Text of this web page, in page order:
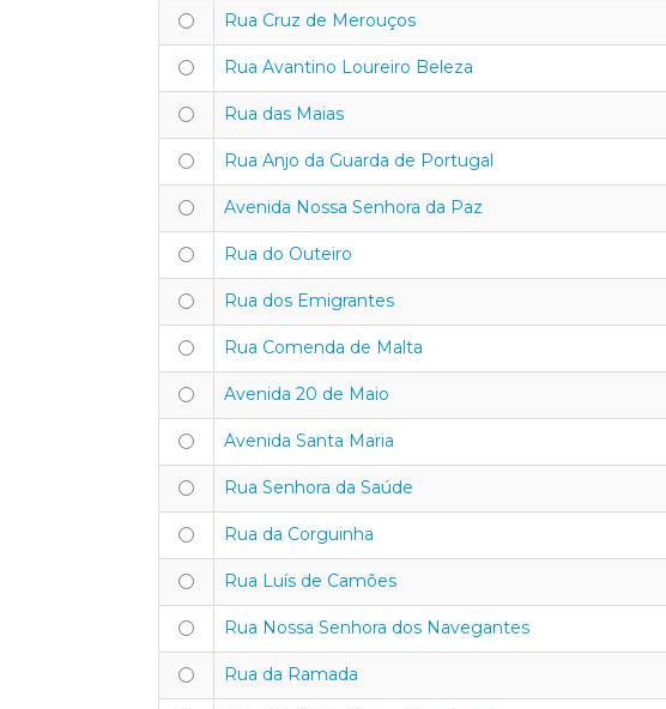
Rua Cruz de Merouços
Rua Avantino Loureiro Beleza
Rua das Maias
Rua Anjo da Guarda de Portugal
Avenida Nossa Senhora da Paz
Rua do Outeiro
Rua dos Emigrantes
Rua Comenda de Malta
Avenida 20 de Maio
Avenida Santa Maria
Rua Senhora da Saúde
Rua da Corguinha
Rua Luís de Camões
Rua Nossa Senhora dos Navegantes
Rua da Ramada